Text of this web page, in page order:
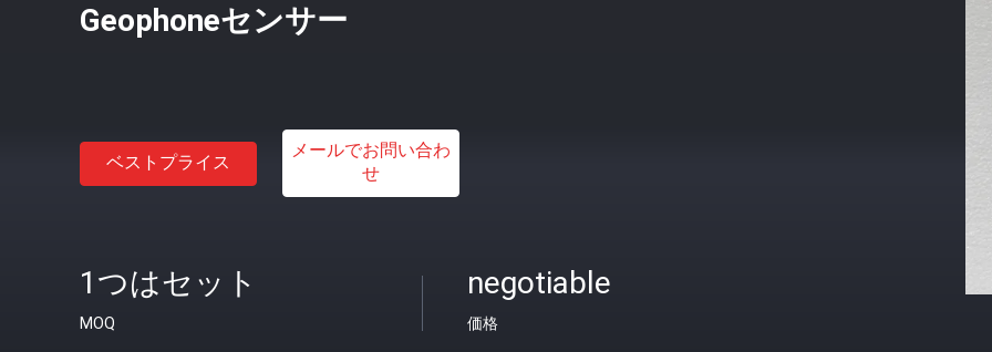
Geophoneセンサー
ベストプライス
メールでお問い合わ
せ
1つはセット
MOQ
negotiable
価格